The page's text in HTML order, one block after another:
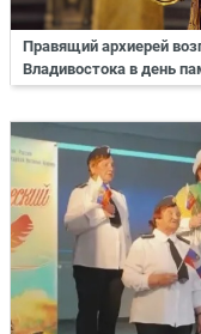
Правящий архиерей
Владивостока в день